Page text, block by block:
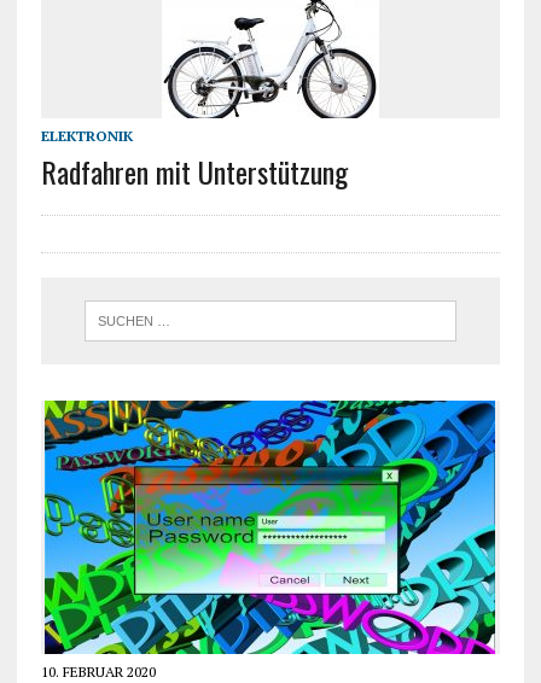
ELEKTRONIK
Radfahren mit Unterstützung
10. FEBRUAR 2020